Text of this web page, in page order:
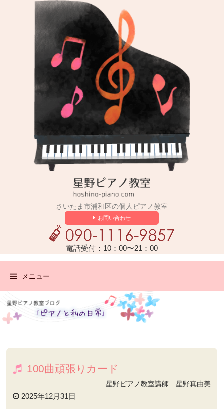
さいたま市浦和区の個人ピアノ教室
お問い合わせ
電話受付：10：00〜21：00
メニュー
100曲頑張りカード
星野ピアノ教室講師 星野真由美
2025年12月31日